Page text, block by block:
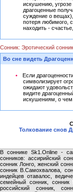
искушению, угрозе
драгоценные
суждение о вещах),
потеря любимого,
находить -
Сонник: Эротический
Во сне видеть
Если
символизирует
ожидают
видите
искушениям, о чем
Толкование снов
В соннике Sk1.Online -
сонников: ассирийский
сонник Лонго, женский
сонник В.Самохвалова,
индейцев отавалос,
семейный сонник,
российский сонник,